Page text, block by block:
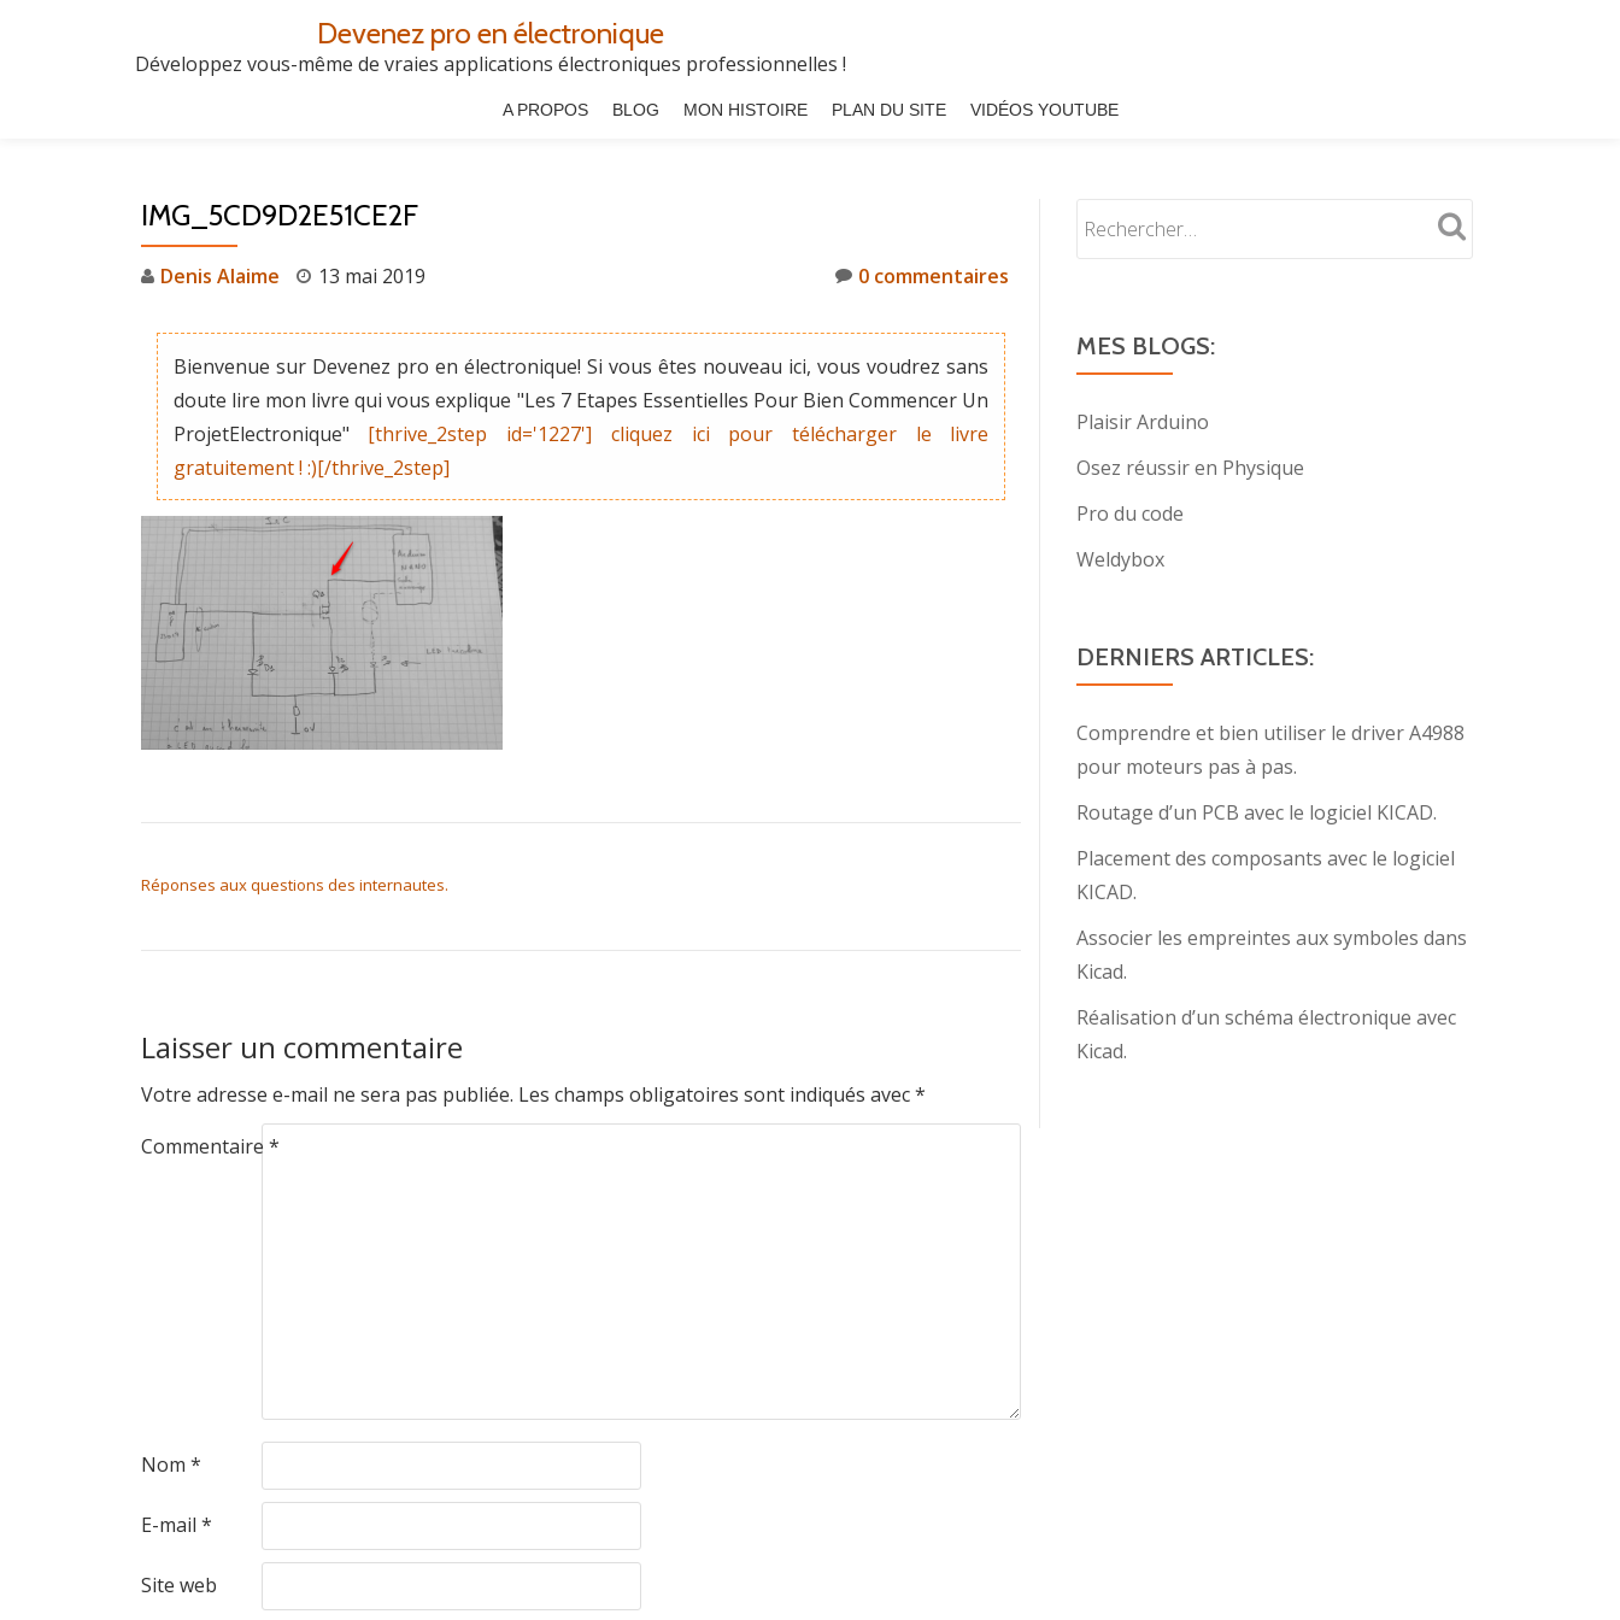
Devenez pro en électronique
Développez vous-même de vraies applications électroniques professionnelles !
A PROPOS BLOG MON HISTOIRE PLAN DU SITE VIDÉOS YOUTUBE
IMG_5CD9D2E51CE2F
Denis Alaime 13 mai 2019 0 commentaires
Bienvenue sur Devenez pro en électronique! Si vous êtes nouveau ici, vous voudrez sans
doute lire mon livre qui vous explique "Les 7 Etapes Essentielles Pour Bien Commencer Un
ProjetElectronique" [thrive_2step id='1227'] cliquez ici pour télécharger le livre
gratuitement ! :)[/thrive_2step]
Réponses aux questions des internautes.
Laisser un commentaire
Votre adresse e-mail ne sera pas publiée. Les champs obligatoires sont indiqués avec*
Commentaire *
Nom *
E-mail *
Site web
MES BLOGS:
Plaisir Arduino
Osez réussir en Physique
Pro du code
Weldybox
DERNIERS ARTICLES:
Comprendre et bien utiliser le driver A4988
pour moteurs pas à pas.
Routage d’un PCB avec le logiciel KICAD.
Placement des composants avec le logiciel
KICAD.
Associer les empreintes aux symboles dans
Kicad.
Réalisation d’un schéma électronique avec
Kicad.